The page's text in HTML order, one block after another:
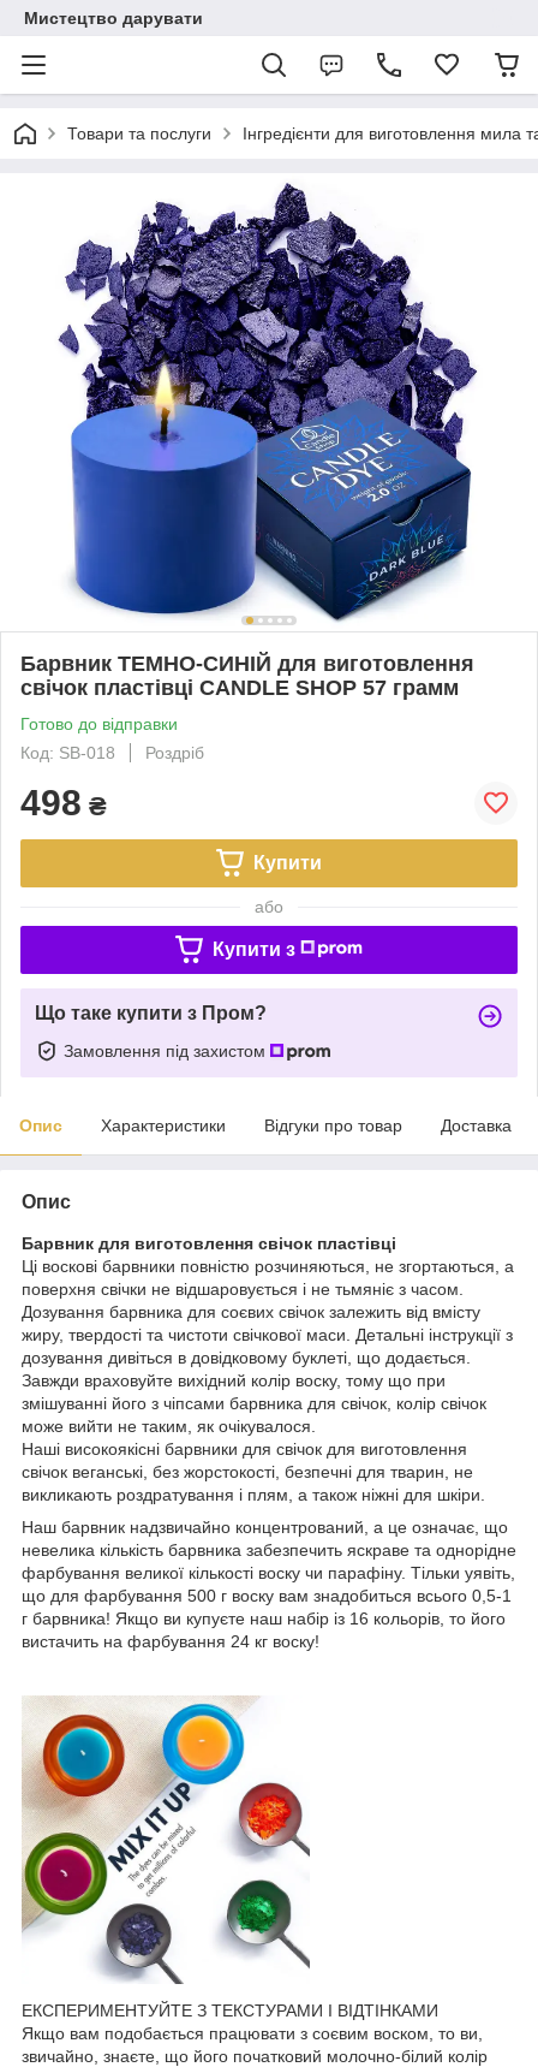
Мистецтво дарувати
Товари та послуги Інгредієнти для виготовлення мила
Барвник ТЕМНО-СИНІЙ для виготовлення
свічок пластівці CANDLE SHOP 57 грамм
Готово до відправки
Код: SB-018
Роздріб
498 ₴
Купити
або
Купити з
Що таке купити з Пром?
Замовлення під захистом
Опис Характеристики Відгуки про товар Доставка
Опис
Барвник для виготовлення свічок пластівці
Ці воскові барвники повністю розчиняються, не згортаються, а
поверхня свічки не відшаровується і не тьмяніє з часом.
Дозування барвника для соєвих свічок залежить від вмісту
жиру, твердості та чистоти свічкової маси. Детальні інструкції з
дозування дивіться в довідковому буклеті, що додається.
Завжди враховуйте вихідний колір воску, тому що при
змішуванні його з чіпсами барвника для свічок, колір свічок
може вийти не таким, як очікувалося.
Наші високоякісні барвники для свічок для виготовлення
свічок веганські, без жорстокості, безпечні для тварин, не
викликають роздратування і плям, а також ніжні для шкіри.
Наш барвник надзвичайно концентрований, а це означає, що
невелика кількість барвника забезпечить яскраве та однорідне
фарбування великої кількості воску чи парафіну. Тільки уявіть,
що для фарбування 500 г воску вам знадобиться всього 0,5-1
г барвника! Якщо ви купуєте наш набір із 16 кольорів, то його
вистачить на фарбування 24 кг воску!
ЕКСПЕРИМЕНТУЙТЕ З ТЕКСТУРАМИ І ВІДТІНКАМИ
Якщо вам подобається працювати з соєвим воском, то ви,
звичайно, знаєте, що його початковий молочно-білий колір